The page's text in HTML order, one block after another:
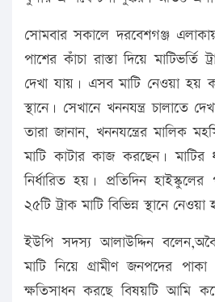
সোমবার সকালে দরবেশগঞ্জ
পাশের কাঁচা রাস্তা দিয়ে
দেখা যায়। এসব মাটি নেওয়া হয়
স্থানে। সেখানে খননযন্ত্র চালাতে
তারা জানান, খননযন্ত্রের মালিক
মাটি কাটার কাজ করছেন।
নির্ধারিত হয়। প্রতিদিন হাইস্কুলের
২৫টি ট্রাক মাটি বিভিন্ন স্থানে নেওয়া
ইউপি সদস্য আলাউদ্দিন
মাটি নিয়ে গ্রামীণ জনপদের
ক্ষতিসাধন করছে বিষয়টি আমি